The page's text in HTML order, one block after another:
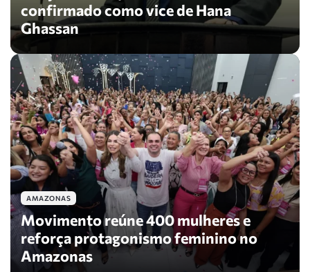
confirmado como vice de Hana
Ghassan
AMAZONAS
Movimento reúne 400 mulheres e
reforça protagonismo feminino no
Amazonas